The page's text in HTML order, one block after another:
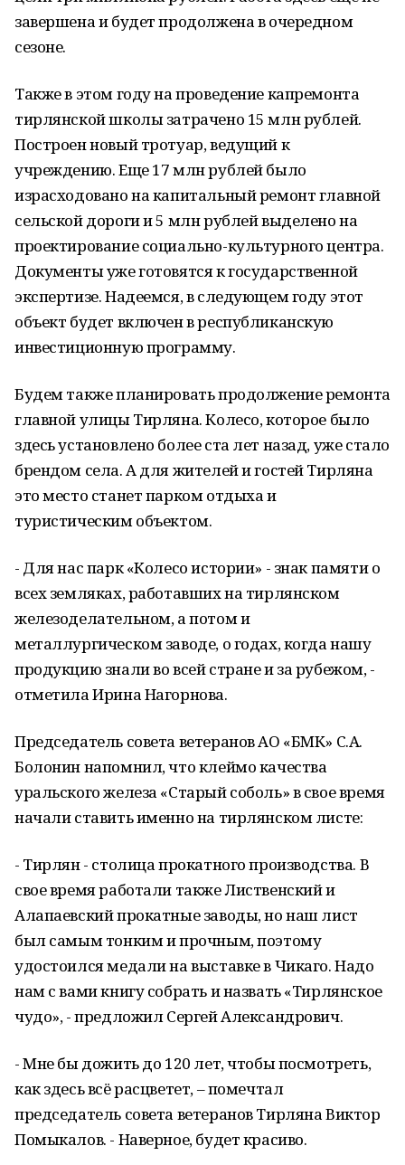
завершена и будет продолжена в очередном
сезоне.
Также в этом году на проведение капремонта
тирлянской школы затрачено 15 млн рублей.
Построен новый тротуар, ведущий к
учреждению. Еще 17 млн рублей было
израсходовано на капитальный ремонт главной
сельской дороги и 5 млн рублей выделено на
проектирование социально-культурного центра.
Документы уже готовятся к государственной
экспертизе. Надеемся, в следующем году этот
объект будет включен в республиканскую
инвестиционную программу.
Будем также планировать продолжение ремонта
главной улицы Тирляна. Колесо, которое было
здесь установлено более ста лет назад, уже стало
брендом села. А для жителей и гостей Тирляна
это место станет парком отдыха и
туристическим объектом.
- Для нас парк «Колесо истории» - знак памяти о
всех земляках, работавших на тирлянском
железоделательном, а потом и
металлургическом заводе, о годах, когда нашу
продукцию знали во всей стране и за рубежом, -
отметила Ирина Нагорнова.
Председатель совета ветеранов АО «БМК» С.А.
Болонин напомнил, что клеймо качества
уральского железа «Старый соболь» в свое время
начали ставить именно на тирлянском листе:
- Тирлян - столица прокатного производства. В
свое время работали также Лиственский и
Алапаевский прокатные заводы, но наш лист
был самым тонким и прочным, поэтому
удостоился медали на выставке в Чикаго. Надо
нам с вами книгу собрать и назвать «Тирлянское
чудо», - предложил Сергей Александрович.
- Мне бы дожить до 120 лет, чтобы посмотреть,
как здесь всё расцветет, – помечтал
председатель совета ветеранов Тирляна Виктор
Помыкалов. - Наверное, будет красиво.